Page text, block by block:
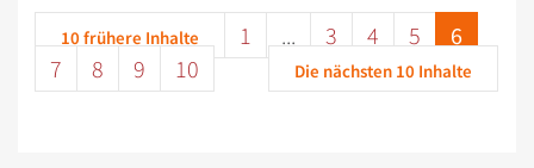
10 frühere Inhalte 1 ... 3 4 5
6
7
8 9 10 Die nächsten 10 Inhalte